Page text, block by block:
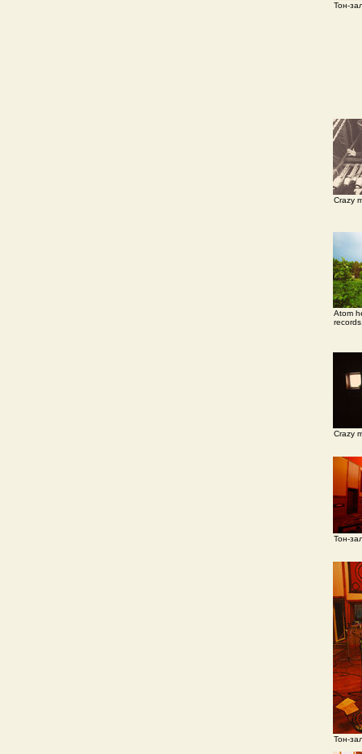
Тон-
Crazy
Atom
Crazy
Тон-
Тон-